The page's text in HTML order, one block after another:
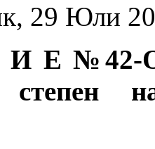
29 Юли
№42-ОС/
степен